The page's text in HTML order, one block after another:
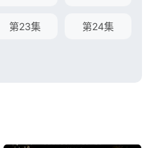
第23集 第24集